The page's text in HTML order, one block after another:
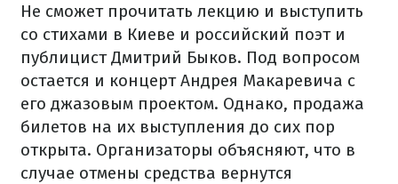
Не сможет прочитать лекцию и выступить
со стихами в Киеве и российский поэт и
публицист Дмитрий Быков. Под вопросом
остается и концерт Андрея Макаревича с
его джазовым проектом. Однако, продажа
билетов на их выступления до сих пор
открыта. Организаторы объясняют, что в
случае отмены средства вернутся